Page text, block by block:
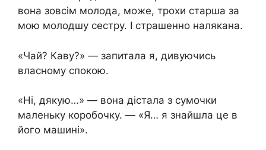
вона зовсім молода, може, трохи старша за
мою молодшу сестру. І страшенно налякана.
«Чай? Каву?» — запитала я, дивуючись
власному спокою.
«Ні, дякую…» — вона дістала з сумочки
маленьку коробочку. — «Я… я знайшла це в
його машині».